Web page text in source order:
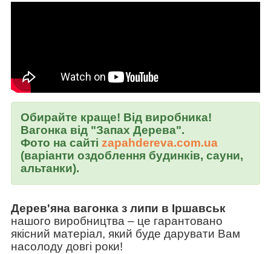
Обирайте краще! Від виробника!
Вагонка від "Запах Дерева".
Фото на сайті zapahdereva.com.ua
(варіанти оздоблення будинків, сауни,
альтанки).
Дерев'яна вагонка з липи в Іршавськ
нашого виробництва – це гарантовано
якісний матеріал, який буде дарувати Вам
насолоду довгі роки!